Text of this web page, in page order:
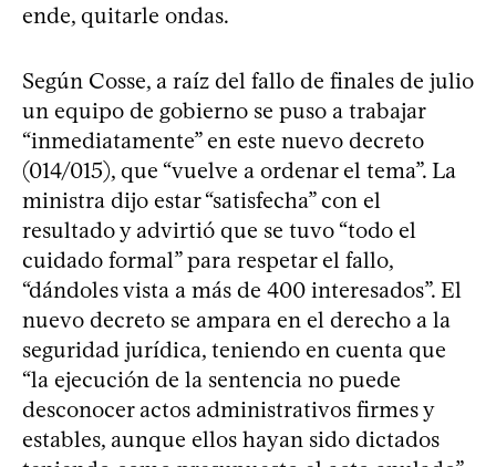
ende, quitarle ondas.
Según Cosse, a raíz del fallo de finales de julio
un equipo de gobierno se puso a trabajar
“inmediatamente” en este nuevo decreto
(014/015), que “vuelve a ordenar el tema”. La
ministra dijo estar “satisfecha” con el
resultado y advirtió que se tuvo “todo el
cuidado formal” para respetar el fallo,
“dándoles vista a más de 400 interesados”. El
nuevo decreto se ampara en el derecho a la
seguridad jurídica, teniendo en cuenta que
“la ejecución de la sentencia no puede
desconocer actos administrativos firmes y
estables, aunque ellos hayan sido dictados